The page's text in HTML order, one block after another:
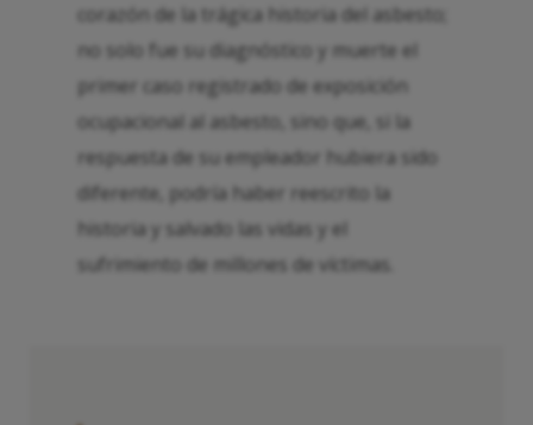
corazón de la trágica historia del asbesto;
no solo fue su diagnóstico y muerte el
primer caso registrado de exposición
ocupacional al asbesto, sino que, si la
respuesta de su empleador hubiera sido
diferente, podría haber reescrito la
historia y salvado las vidas y el
sufrimiento de millones de víctimas.